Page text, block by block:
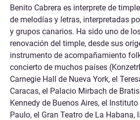
Benito Cabrera es interprete de
de melodías y letras, interpretadas
y grupos canarios. Ha sido uno de
renovación del timple, desde sus
instrumento de acompañamiento
concierto de muchos países
Carnegie Hall de Nueva York, el
Caracas, el Palacio Mirbach de
Kennedy de Buenos Aires, el
Paulo, el Gran Teatro de La Habana,